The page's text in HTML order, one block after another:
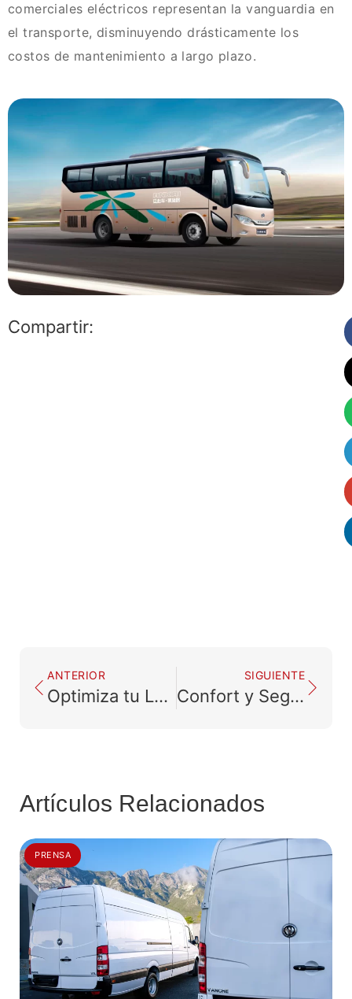
comerciales eléctricos representan la vanguardia en
el transporte, disminuyendo drásticamente los
costos de mantenimiento a largo plazo.
Compartir:
ANTERIOR
Optimiza tu Logística Diaria con Vans de Carga y Pasajeros
SIGUIENTE
Confort y Seguridad en Rutas Largas: Autobuses Foráneos
Artículos Relacionados
PRENSA